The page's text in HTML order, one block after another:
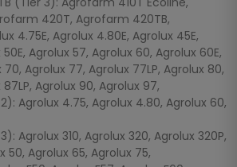
420T, Agrofarm 420TB,
4.75E, Agrolux 4.80E, Agrolux 45E,
Agrolux 57, Agrolux 60, Agrolux 60E,
Agrolux 77, Agrolux 77LP, Agrolux 80,
Agrolux 90, Agrolux 97,
Agrolux 4.75, Agrolux 4.80, Agrolux 60,
Agrolux 310, Agrolux 320, Agrolux 320P,
50, Agrolux 65, Agrolux 75,